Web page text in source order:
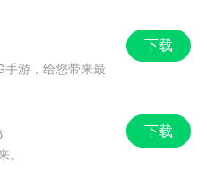
：否
下载
手游，给您带来最
下载
。